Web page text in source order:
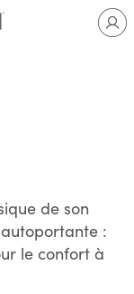
de son
:
le confort à